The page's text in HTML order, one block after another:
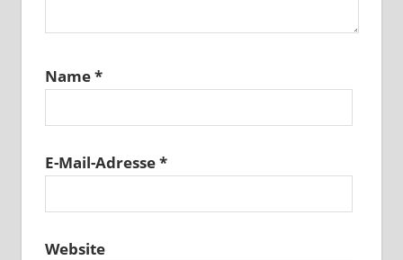
Name*
E-Mail-Adresse*
Website